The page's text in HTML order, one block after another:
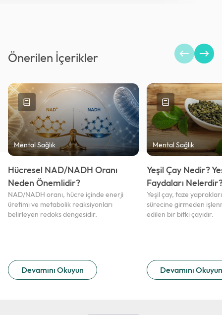
Önerilen İçerikler
Mental Sağlık
Hücresel NAD/NADH Oranı
Neden Önemlidir?
Devamını Okuyun
NAD/NADH oranı, hücre içinde enerji
üretimi ve metabolik reaksiyonları
belirleyen redoks dengesidir.
Mental Sağlık
Yeşil Çay Nedir?
Faydaları
Devamını Okuyun
Yeşil çay, taze
sürecine girmeden
edilen bir bitki çayıdır.